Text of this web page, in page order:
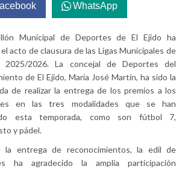
WhatsApp
Municipal de Deportes de El Ejido ha
acto de clausura de las Ligas Municipales de
2025/2026. La concejal de Deportes del
de El Ejido, María José Martín, ha sido la
de realizar la entrega de los premios a los
en las tres modalidades que se han
esta temporada, como son fútbol 7,
y pádel.
la entrega de reconocimientos, la edil de
ha agradecido la amplia participación